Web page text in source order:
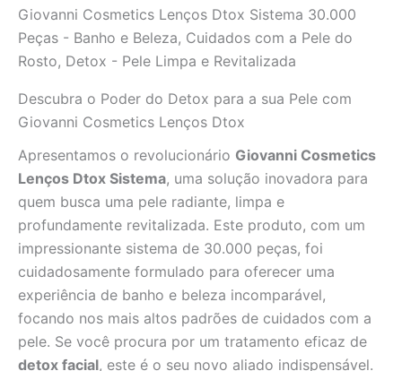
Giovanni Cosmetics Lenços Dtox Sistema 30.000
Peças - Banho e Beleza, Cuidados com a Pele do
Rosto, Detox - Pele Limpa e Revitalizada
Descubra o Poder do Detox para a sua Pele com
Giovanni Cosmetics Lenços Dtox
Apresentamos o revolucionário Giovanni Cosmetics
Lenços Dtox Sistema, uma solução inovadora para
quem busca uma pele radiante, limpa e
profundamente revitalizada. Este produto, com um
impressionante sistema de 30.000 peças, foi
cuidadosamente formulado para oferecer uma
experiência de banho e beleza incomparável,
focando nos mais altos padrões de cuidados com a
pele. Se você procura por um tratamento eficaz de
detox facial, este é o seu novo aliado indispensável.